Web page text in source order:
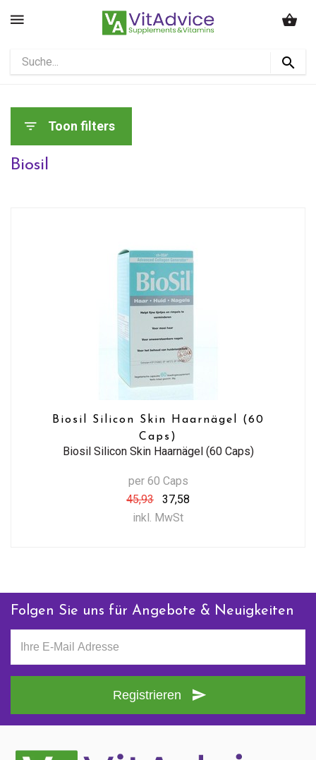
Toon filters
Biosil
Biosil Silicon Skin Haarnägel (60
Caps)
Biosil Silicon Skin Haarnägel (60 Caps)
per 60 Caps
45,93
37,58
inkl. MwSt
Folgen Sie uns für Angebote & Neuigkeiten
Registrieren